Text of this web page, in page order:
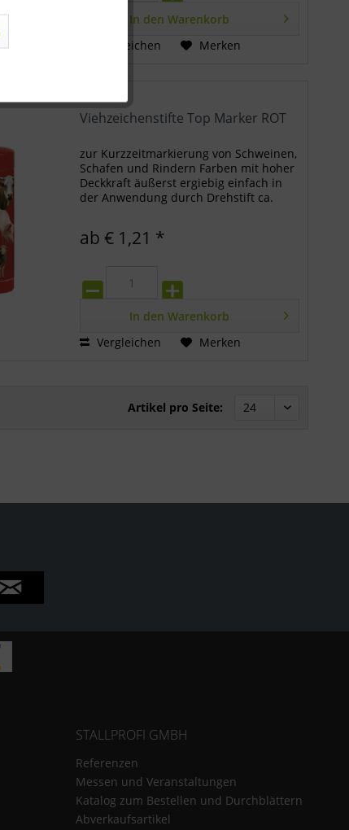
In den Warenkorb
Vergleichen
Merken
Viehzeichenstifte Top Marker ROT
zur Kurzzeitmarkierung von Schweinen,
Schafen und Rindern Farben mit hoher
Deckkraft äußerst ergiebig einfach in
der Anwendung durch Drehstift ca.
ab € 1,21 *
In den Warenkorb
Vergleichen
Merken
Artikel pro Seite:
STALLPROFI GMBH
Referenzen
Messen und Veranstaltungen
Katalog zum Bestellen und Durchblättern
Abverkaufsartikel